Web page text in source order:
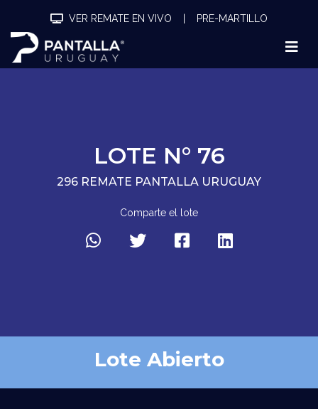
VER REMATE EN VIVO PRE-MARTILLO
LOTE N° 76
296 REMATE PANTALLA URUGUAY
Comparte el lote
Lote Abierto